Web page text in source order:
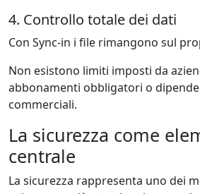
4. Controllo totale dei dati
Con Sync-in i file rimangono sul
Non esistono limiti imposti da
abbonamenti obbligatori o
commerciali.
La sicurezza come
centrale
La sicurezza rappresenta uno dei